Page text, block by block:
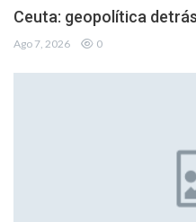
Ceuta: geopolítica
Ago 7, 2026 0